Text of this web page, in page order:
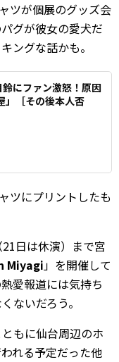
ツが個展のグッズ会
グが彼女の愛犬だ
ングな話かも。
にファン激怒！原因
」［その後本人否
ツにプリントしたも
日は休演）まで宮
Miyagi」を開催して
愛報道には気持ち
ないだろう。
もに仙台周辺のホ
れる予定だった他